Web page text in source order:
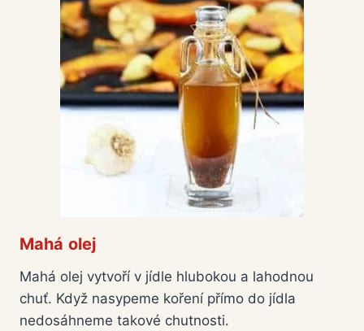
Mahá olej
Mahá olej vytvoří v jídle hlubokou a lahodnou
chuť. Když nasypeme koření přímo do jídla
nedosáhneme takové chutnosti.